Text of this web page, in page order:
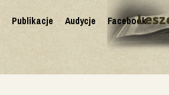
Publikacje Audycje Facebook